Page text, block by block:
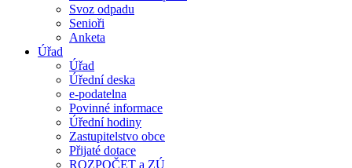
Svoz odpadu
Senioři
Anketa
Úřad
Úřad
Úřední deska
e-podatelna
Povinné informace
Úřední hodiny
Zastupitelstvo obce
Přijaté dotace
ROZPOČET a ZÚ